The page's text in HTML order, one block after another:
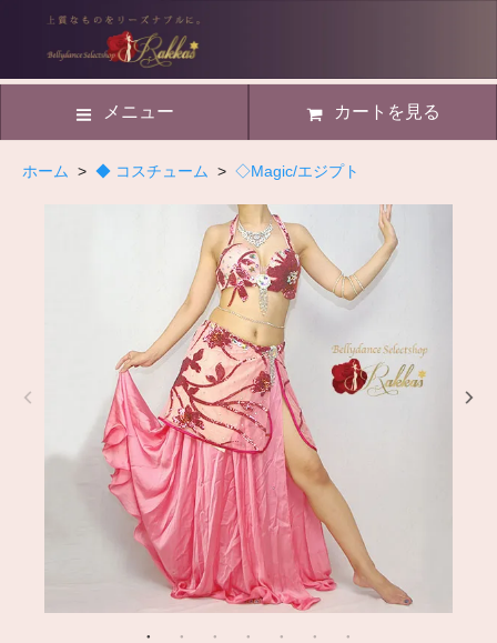
メニュー カートを見る
ホーム > ◆ コスチューム > ◇Magic/エジプト